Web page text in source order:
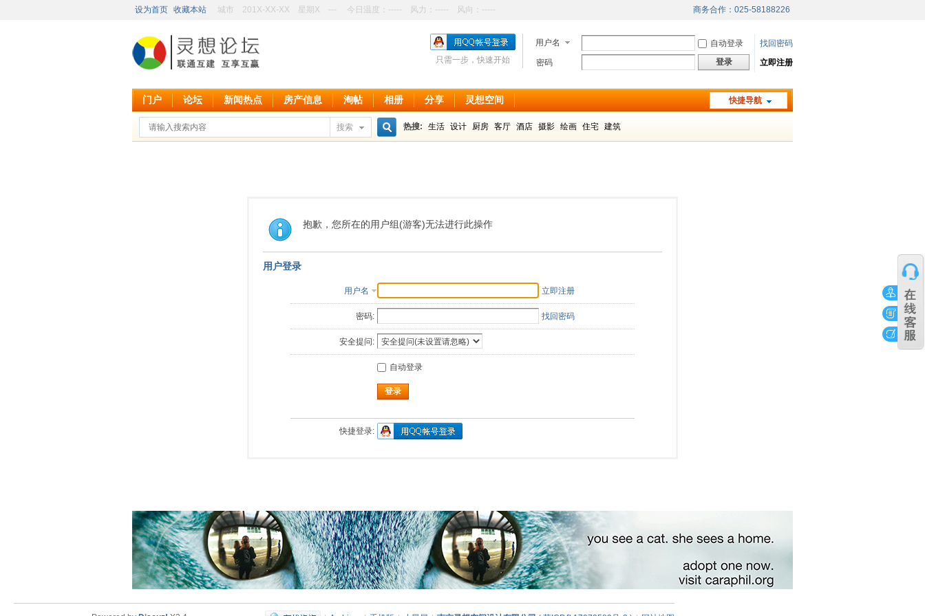
设为首页 收藏本站 城市 201X-XX-XX 星期X --- 今日温度： ----- 风力： ----- 风向： ----- 商务合作：025-58188226
用户名 自动登录
找回密码
密码
登录 立即注册
只需一步，快速开始
快捷导航
门户 论坛 新闻热点 房产信息 淘帖 相册 分享 灵想空间
搜索 热搜: 生活 设计 厨房 客厅 酒店 摄影 绘画 住宅 建筑
抱歉，您所在的用户组(游客)无法进行此操作
用户登录
用户名 立即注册
密码: 找回密码
安全提问:
自动登录
登录
快捷登录: